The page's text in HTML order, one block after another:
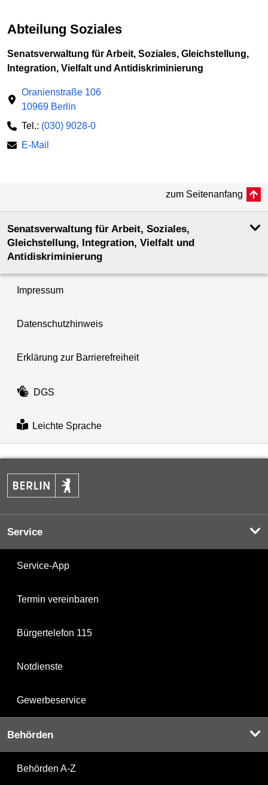
Abteilung Soziales
Senatsverwaltung für Arbeit, Soziales, Gleichstellung,
Integration, Vielfalt und Antidiskriminierung
Oranienstraße 106
10969 Berlin
Tel.: (030) 9028-0
E-Mail
zum Seitenanfang
Senatsverwaltung für Arbeit, Soziales,
Gleichstellung, Integration, Vielfalt und
Antidiskriminierung
Impressum
Datenschutzhinweis
Erklärung zur Barrierefreiheit
DGS
Leichte Sprache
Service
Service-App
Termin vereinbaren
Bürgertelefon 115
Notdienste
Gewerbeservice
Behörden
Behörden A-Z